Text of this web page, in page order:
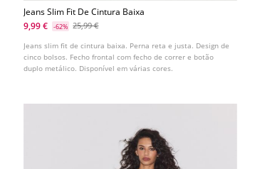
Jeans Slim Fit De Cintura Baixa
9,99 €
-62% 25,99 €
Jeans slim fit de cintura baixa. Perna reta e justa. Design de
cinco bolsos. Fecho frontal com fecho de correr e botão
duplo metálico. Disponível em várias cores.